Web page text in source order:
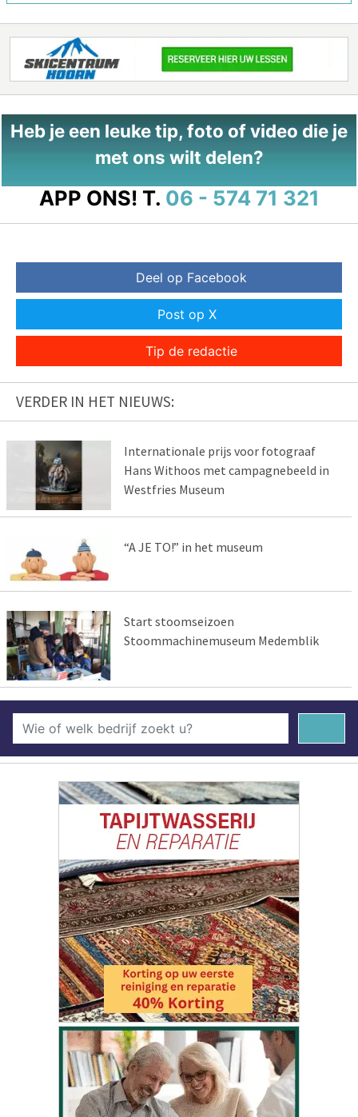
Heb je een leuke tip, foto of video die je
met ons wilt delen?
APP ONS! T. 06 - 574 71 321
Deel op Facebook
Post op X
Tip de redactie
VERDER IN HET NIEUWS:
Internationale prijs voor fotograaf
Hans Withoos met campagnebeeld in
Westfries Museum
“A JE TO!” in het museum
Start stoomseizoen
Stoommachinemuseum Medemblik